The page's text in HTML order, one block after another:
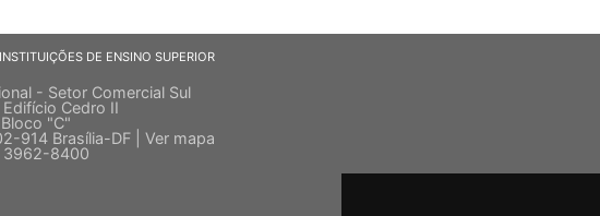
DE ENSINO SUPERIOR
- Setor Comercial Sul
Cedro II
"C"
914 Brasília-DF | Ver mapa
3962-8400